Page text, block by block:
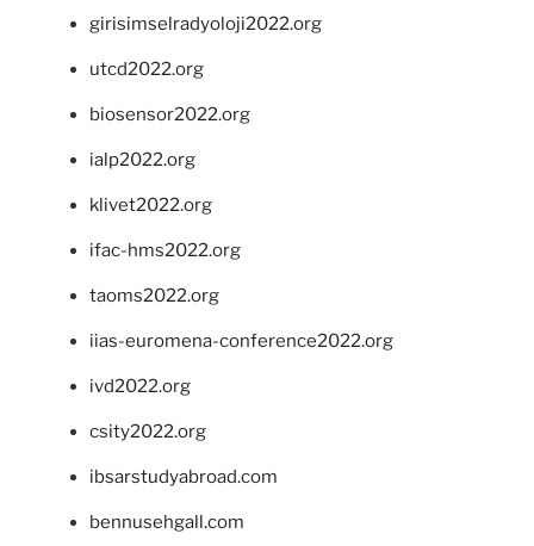
girisimselradyoloji2022.org
utcd2022.org
biosensor2022.org
ialp2022.org
klivet2022.org
ifac-hms2022.org
taoms2022.org
iias-euromena-conference2022.org
ivd2022.org
csity2022.org
ibsarstudyabroad.com
bennusehgall.com